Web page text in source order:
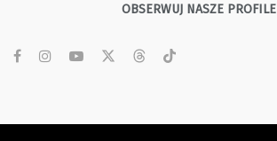
OBSERWUJ NASZE PROFILE